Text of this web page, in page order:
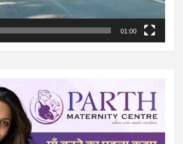
01:00